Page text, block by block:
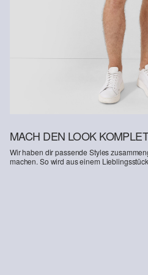
Weitere Informationen sind unserer „
Deine Retoure kannst duHIER
MACH DEN LOOK
Wir haben dir passende Styles
machen. So wird aus einem